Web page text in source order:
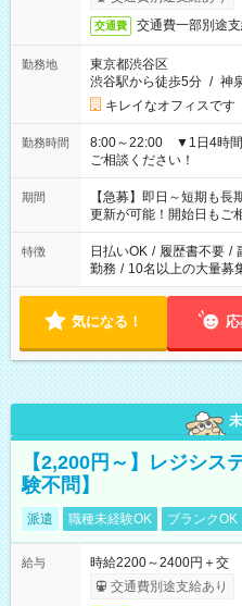
交通費 交通費一部別途
勤務地
東京都渋谷区
渋谷駅から徒歩5分 / 神
キレイなオフィスです
勤務時間
8:00～22:00 ▼1日4時間
ご相談ください！
期間
【急募】即日～短期も
更新が可能！開始日もご
特徴 日払いOK / 履歴書不要 /
勤務 / 10名以上の大量募
気になる！
【2,200円～】レジシス
験不問】
派遣 職種未経験OK ブランクOK
給与
時給2200～2400円＋交
交通費別途支給あり